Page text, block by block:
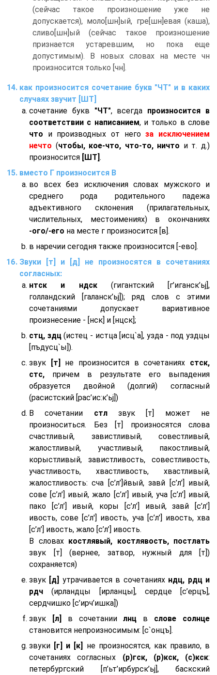
(сейчас такое произношение уже не
допускается), моло[шн]ый, гре[шн]евая (каша),
сливо[шн]ый (сейчас такое произношение
признается устаревшим, но пока еще
допустимым). В новых словах на месте чн
произносится только [чн].
как произносится сочетание букв "ЧТ" и в каких
случаях звучит [ШТ]
сочетание букв "ЧТ", всегда произносится в
соответствии с написанием, и только в слове
что и производных от негоза исключением
нечто (чтобы, кое-что, что-то, ничто и т. д.)
произносится [ШТ] .
вместо Г произносится В
во всех без исключения словах мужского и
среднего рода родительного падежа
адъективного склонения (прилагательных,
числительных, местоимениях) в окончаниях
-ого/-его на месте г произносится [в].
в наречии сегодня также произносится [-ево].
Звуки [т] и [д] не произносятся в сочетаниях
согласных:
нтск и ндск(гигантский [г’иганск’ьj],
голландский [галанск’ьj]); ряд слов с этими
сочетаниями допускает вариативное
произнесение - [нск] и [нцск];
стц, здц(истец - истца [исц`а], узда - под уздцы
[пъдусц`ы]).
звук
[т] не произносится в сочетаниях стск,
стс, причем в результате его выпадения
образуется двойной (долгий) согласный
(расистский [рас’ис:к’ьj])
В сочетании стлзвук [т] может не
произноситься. Без [т] произносятся слова
счастливый, завистливый, совестливый,
жалостливый, участливый, пакостливый,
корыстливый, завистливость, совестливость,
участливость, хвастливость, хвастливый,
жалостливость: сча [с’л’]йвый, завй [с’л’] ивый,
сове [с’л’] ивый, жало [с’л’] ивый, уча [с’л’] ивый,
пако [с’л’] ивый, коры [с’л’] ивый, завй [с’л’]
ивость, сове [с’л'] ивость, уча [с’л’] ивость, хва
[с’л’] ивость, жало [с’л’] ивость.
В словахкостлявый, костлявость, постлать
звук [т] (вернее, затвор, нужный для [т])
сохраняется)
звук [д] утрачивается в сочетаниях ндц, рдц и
рдч (ирландцы [ирланцы], сердце [с’ерцъ],
сердчишко [с’ирч’ишка])
звук
[л] в сочетаниилнц в слове солнце
становится непроизносимым: [с`онцъ].
звуки [г] и [к]
не произносятся, как правило, в
сочетаниях согласных (р)гск, (р)кск, (с)кск:
петербургский [п’ьт’ирбурск’ьj], баскский